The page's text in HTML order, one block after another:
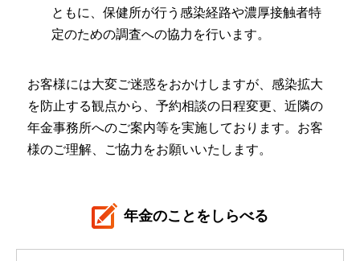
ともに、保健所が行う感染経路や濃厚接触者特
定のための調査への協力を行います。
お客様には大変ご迷惑をおかけしますが、感染拡大
を防止する観点から、予約相談の日程変更、近隣の
年金事務所へのご案内等を実施しております。お客
様のご理解、ご協力をお願いいたします。
年金のことをしらべる